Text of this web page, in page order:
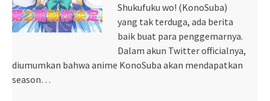
Shukufuku wo! (KonoSuba)
yang tak terduga, ada berita
baik buat para penggemarnya.
Dalam akun Twitter officialnya,
diumumkan bahwa anime KonoSuba akan mendapatkan
season…